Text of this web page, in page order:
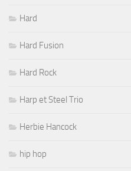
Hard
Hard Fusion
Hard Rock
Harp et Steel Trio
Herbie Hancock
hip hop